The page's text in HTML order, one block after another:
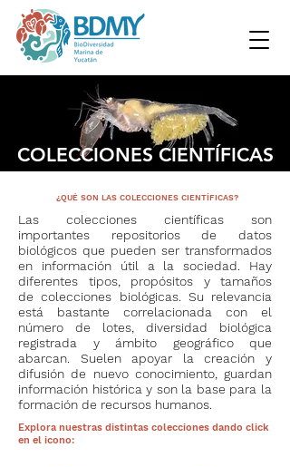
COLECCIONES CIENTÍFICAS
¿QUÉ SON LAS COLECCIONES CIENTÍFICAS?
Las colecciones científicas son
importantes repositorios de datos
biológicos que pueden ser transformados
en información útil a la sociedad. Hay
diferentes tipos, propósitos y tamaños
de colecciones biológicas. Su relevancia
está bastante correlacionada con el
número de lotes, diversidad biológica
registrada y ámbito geográfico que
abarcan. Suelen apoyar la creación y
difusión de nuevo conocimiento, guardan
información histórica y son la base para la
formación de recursos humanos.
Explora nuestras distintas colecciones dando click
en el icono: